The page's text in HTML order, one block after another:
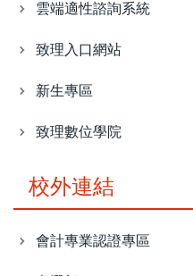
雲端適性諮詢系統
致理入口網站
新生專區
致理數位學院
校外連結
會計專業認證專區